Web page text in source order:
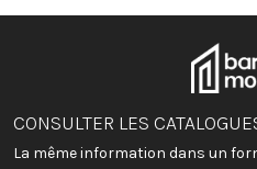
CONSULTER LES
La même information dans un